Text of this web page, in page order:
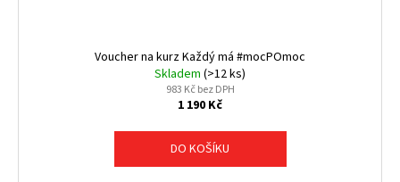
Voucher na kurz Každý má #mocPOmoc
Skladem (>12 ks)
983 Kč bez DPH
1 190 Kč
DO KOŠÍKU